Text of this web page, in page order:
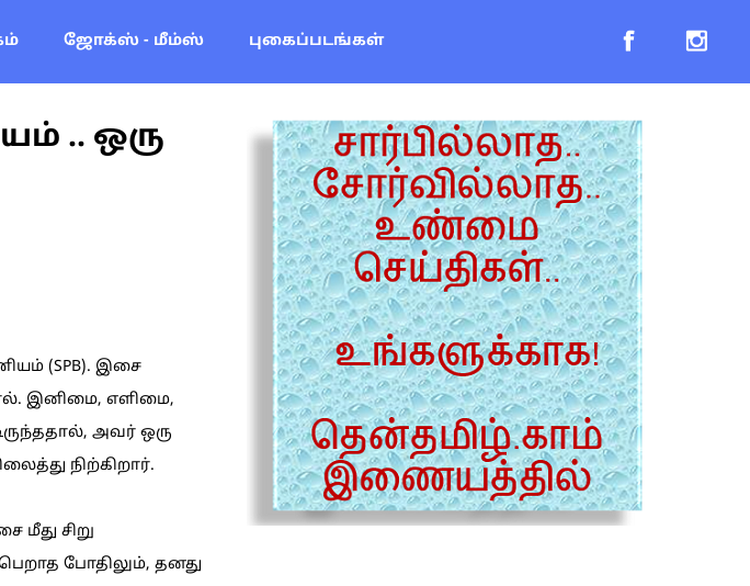
ஜோக்ஸ் - மீம்ஸ் புகைப்படங்கள்
.. ஒரு
(SPB). இசை
இனிமை, எளிமை,
அவர் ஒரு
நிற்கிறார்.
மீது சிறு
போதிலும், தனது